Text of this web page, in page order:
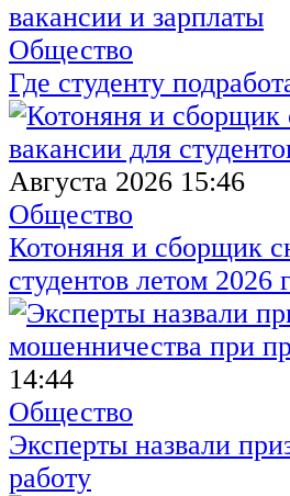
Общество
Где студенту
Августа 2026 15:46
Общество
Котоняня и сборщик
студентов летом 2026
14:44
Общество
Эксперты назвали
работу